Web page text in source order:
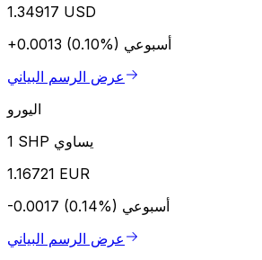
1.34917 USD
+0.0013 (0.10%) أسبوعي
عرض الرسم البياني
اليورو
1 SHP يساوي
1.16721 EUR
-0.0017 (0.14%) أسبوعي
عرض الرسم البياني